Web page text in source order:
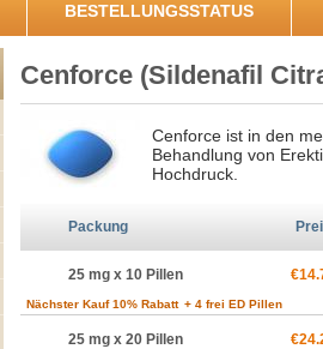
BESTELLUNGSSTATUS
Cenforce (Sildenafil
Cenforce ist in den
Behandlung von
Hochdruck.
Packung
25 mg x 10 Pillen
Nächster Kauf 10% Rabatt + 4 frei ED Pillen
25 mg x 20 Pillen